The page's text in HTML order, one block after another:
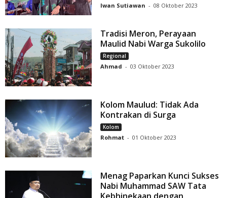
Iwan Sutiawan - 08 Oktober 2023
Tradisi Meron, Perayaan
Maulid Nabi Warga Sukolilo
Regional
Ahmad - 03 Oktober 2023
Kolom Maulud: Tidak Ada
Kontrakan di Surga
Kolom
Rohmat - 01 Oktober 2023
Menag Paparkan Kunci Sukses
Nabi Muhammad SAW Tata